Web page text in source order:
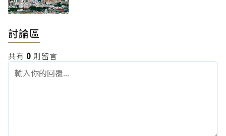
討論區
共有 0 則留言